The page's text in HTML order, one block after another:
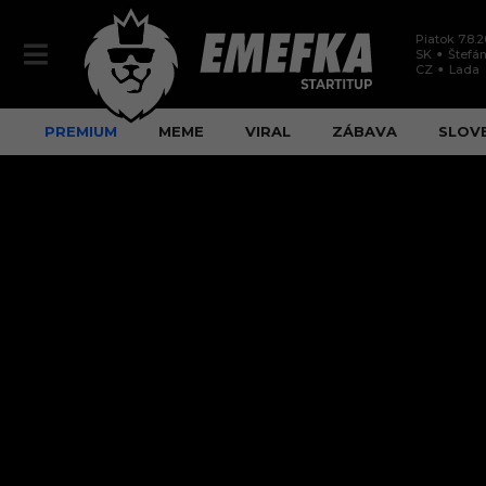
Piatok
SK
CZ
Lada
PREMIUM MEME VIRAL ZÁBAVA